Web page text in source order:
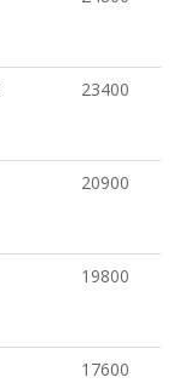
23400
20900
19800
17600